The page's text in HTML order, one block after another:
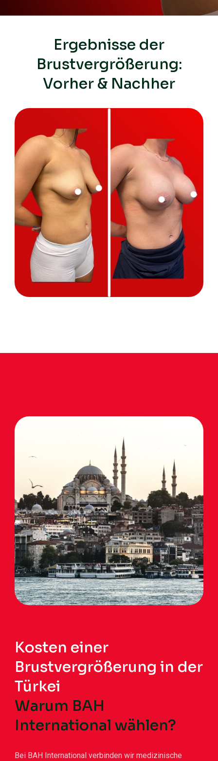
Ergebnisse der
Brustvergrößerung:
Vorher & Nachher
Kosten einer
Brustvergrößerung in der
Türkei
Warum BAH
International wählen?
Bei BAH International verbinden wir medizinische